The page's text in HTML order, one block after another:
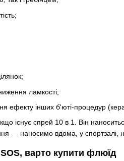
ламкості;
ефекту інших б'юті-процедур
існує спрей 10 в 1. Він
— наносимо вдома, у спортзалі,
варто купити флюїд